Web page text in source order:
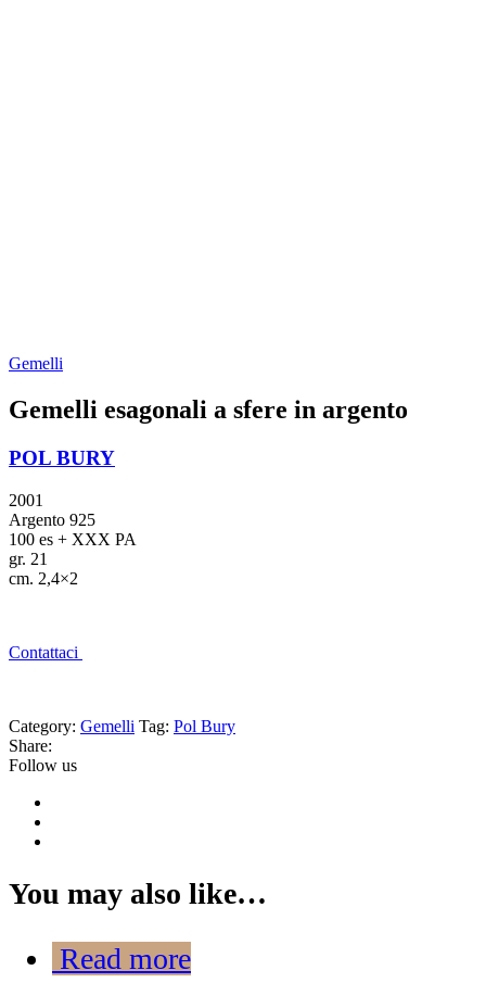
Gemelli
Gemelli esagonali a sfere in argento
POL BURY
2001
Argento 925
100 es + XXX PA
gr. 21
cm. 2,4×2
Contattaci
Category: Gemelli Tag: Pol Bury
Share:
Follow us
You may also like…
Read more